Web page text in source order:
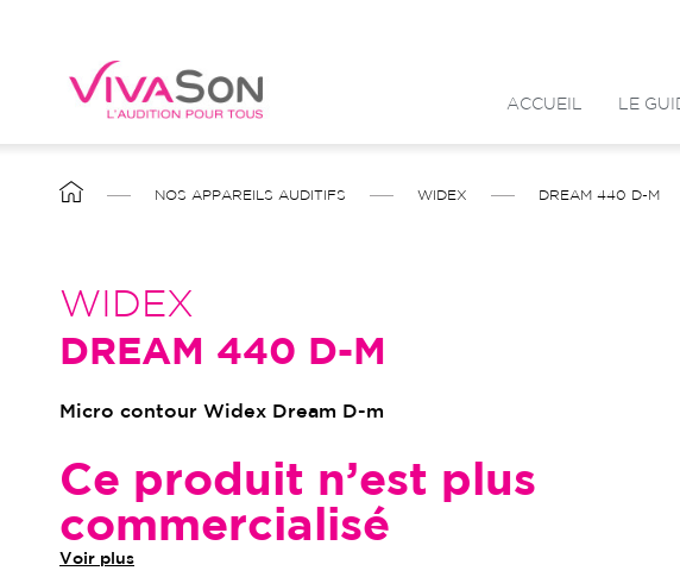
contenu
ACCUEIL LE
FIL
NOS APPAREILS AUDITIFS WIDEX DREAM 440 D-M
WIDEX
DREAM 440 D-M
Micro contour Widex Dream D-m
Ce produit n’est plus
commercialisé
Voir plus